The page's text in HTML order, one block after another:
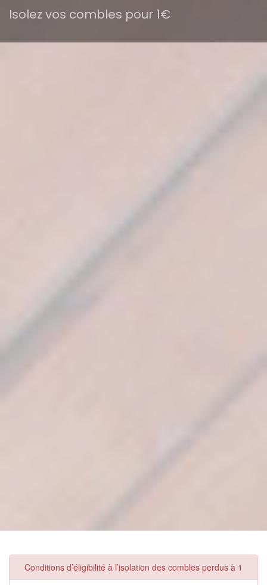
Isolez vos combles pour 1€
Conditions d’éligibilité à l’isolation des combles perdus à 1